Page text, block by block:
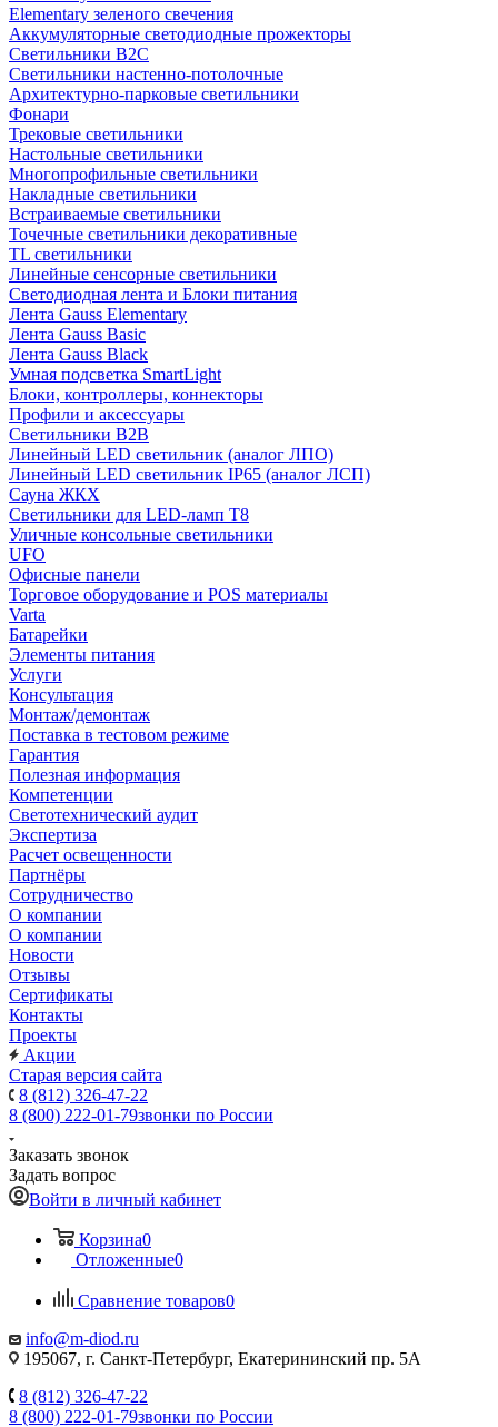
Elementary зеленого свечения
Аккумуляторные светодиодные прожекторы
Светильники B2C
Светильники настенно-потолочные
Архитектурно-парковые светильники
Фонари
Трековые светильники
Настольные светильники
Многопрофильные светильники
Накладные светильники
Встраиваемые светильники
Точечные светильники декоративные
TL светильники
Линейные сенсорные светильники
Светодиодная лента и Блоки питания
Лента Gauss Elementary
Лента Gauss Basic
Лента Gauss Black
Умная подсветка SmartLight
Блоки, контроллеры, коннекторы
Профили и аксессуары
Светильники B2B
Линейный LED светильник (аналог ЛПО)
Линейный LED светильник IP65 (аналог ЛСП)
Сауна ЖКХ
Светильники для LED-ламп T8
Уличные консольные светильники
UFO
Офисные панели
Торговое оборудование и POS материалы
Varta
Батарейки
Элементы питания
Услуги
Консультация
Монтаж/демонтаж
Поставка в тестовом режиме
Гарантия
Полезная информация
Компетенции
Светотехнический аудит
Экспертиза
Расчет освещенности
Партнёры
Cотрудничество
О компании
О компании
Новости
Отзывы
Сертификаты
Контакты
Проекты
Акции
Старая версия сайта
8 (812) 326-47-22
8 (800) 222-01-79звонки по России
Заказать звонок
Задать вопрос
Войти в личный кабинет
Корзина0
Отложенные0
Сравнение товаров0
info@m-diod.ru
195067, г. Санкт-Петербург, Екатерининский пр. 5А
8 (812) 326-47-22
8 (800) 222-01-79звонки по России